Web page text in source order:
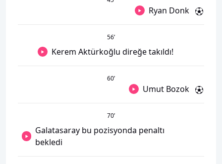
Ryan Donk
56’
Kerem Aktürkoğlu direğe takıldı!
60’
Umut Bozok
70’
Galatasaray bu pozisyonda penaltı
bekledi